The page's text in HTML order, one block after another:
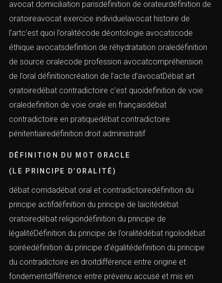
avocat domiciliation parisdéfinition de orateurdéfinition de
oratoireavocat exercice individuelavocat histoire de
l’artc’est quoi l’oralitécode déontologie avocatscode
éthique avocatsdefinition de réhydratation oraledéfinition
de source oralecode profession avocatcompréhension
de l’oral définitioncréation de l’acte d’avocatDébat art
oratoiredébat contradictoire c’est quoidefinition de voie
oraledefinition de voie orale en françaisdébat
contradictoire en pratiquedébat contradictoire
pénitentiairedéfinition droit administratif
DÉFINITION DU MOT ORACLE
(LE PRINCIPE D’ORALITÉ)
débat corridadébat oral et contradictoiredéfinition du
principe actifdéfinition du principe de laïcitédébat
oratoiredébat religiondéfinition du principe de
légalitéDéfinition du principe de l’oralitédébat rigolodébat
soiréedéfinition du principe d’égalitédefinition du principe
du contradictoire en droitdifférence entre origine et
fondementdifférence entre prévenu accusé et mis en